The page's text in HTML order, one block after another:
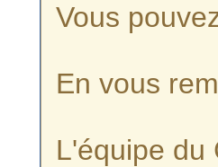
Vous
En vous
L'équipe du